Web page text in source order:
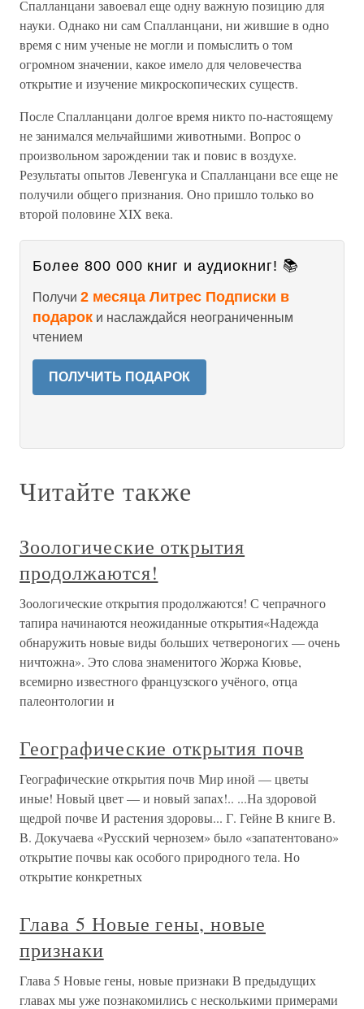
Спалланцани завоевал еще одну важную позицию для
науки. Однако ни сам Спалланцани, ни жившие в одно
время с ним ученые не могли и помыслить о том
огромном значении, какое имело для человечества
открытие и изучение микроскопических существ.
После Спалланцани долгое время никто по-настоящему
не занимался мельчайшими животными. Вопрос о
произвольном зарождении так и повис в воздухе.
Результаты опытов Левенгука и Спалланцани все еще не
получили общего признания. Оно пришло только во
второй половине XIX века.
Более 800 000 книг и аудиокниг! 📚
Получи 2 месяца Литрес Подписки в
подарок и наслаждайся неограниченным
чтением
ПОЛУЧИТЬ ПОДАРОК
Читайте также
Зоологические открытия
продолжаются!
Зоологические открытия продолжаются! С чепрачного
тапира начинаются неожиданные открытия«Надежда
обнаружить новые виды больших четвероногих — очень
ничтожна». Это слова знаменитого Жоржа Кювье,
всемирно известного французского учёного, отца
палеонтологии и
Географические открытия почв
Географические открытия почв Мир иной — цветы
иные! Новый цвет — и новый запах!.. ...На здоровой
щедрой почве И растения здоровы... Г. Гейне В книге В.
В. Докучаева «Русский чернозем» было «запатентовано»
открытие почвы как особого природного тела. Но
открытие конкретных
Глава 5 Новые гены, новые
признаки
Глава 5 Новые гены, новые признаки В предыдущих
главах мы уже познакомились с несколькими примерами